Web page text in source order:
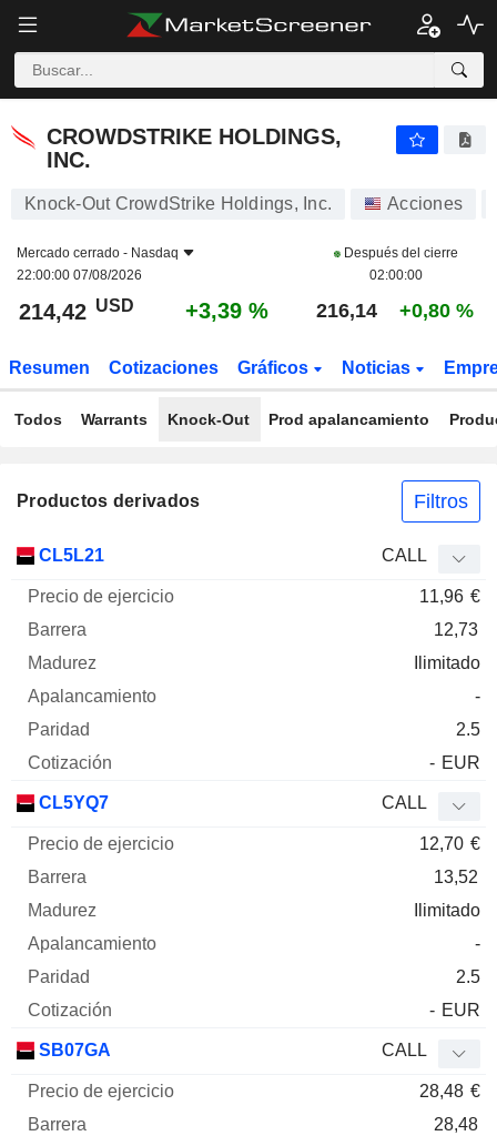
CROWDSTRIKE HOLDINGS,
INC.
Knock-Out CrowdStrike Holdings, Inc. Acciones
Mercado cerrado - Nasdaq
22:00:00 07/08/2026
Después del cierre
02:00:00
214,42 USD +3,39 % 216,14 +0,80 %
Resumen Cotizaciones Gráficos Noticias
Todos Warrants Knock-Out Prod apalancamiento
Productos derivados Filtros
Mnemo
ejercicio
Elasticidad
CL5L21 CALL
11,96 €
12,73
Ilimitado
-
2.5
- EUR
CL5YQ7 CALL
12,70 €
13,52
Ilimitado
-
2.5
- EUR
SB07GA CALL
28,48 €
28,48